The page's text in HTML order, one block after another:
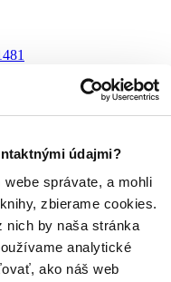
údajmi?
správate, a mohli
zbierame cookies.
nich by naša stránka
analytické
ako náš web
144
95
65